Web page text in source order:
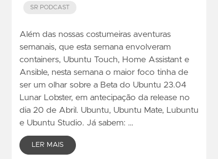
SR PODCAST
Além das nossas costumeiras aventuras
semanais, que esta semana envolveram
containers, Ubuntu Touch, Home Assistant e
Ansible, nesta semana o maior foco tinha de
ser um olhar sobre a Beta do Ubuntu 23.04
Lunar Lobster, em antecipação da release no
dia 20 de Abril. Ubuntu, Ubuntu Mate, Lubuntu
e Ubuntu Studio. Já sabem: …
LER MAIS